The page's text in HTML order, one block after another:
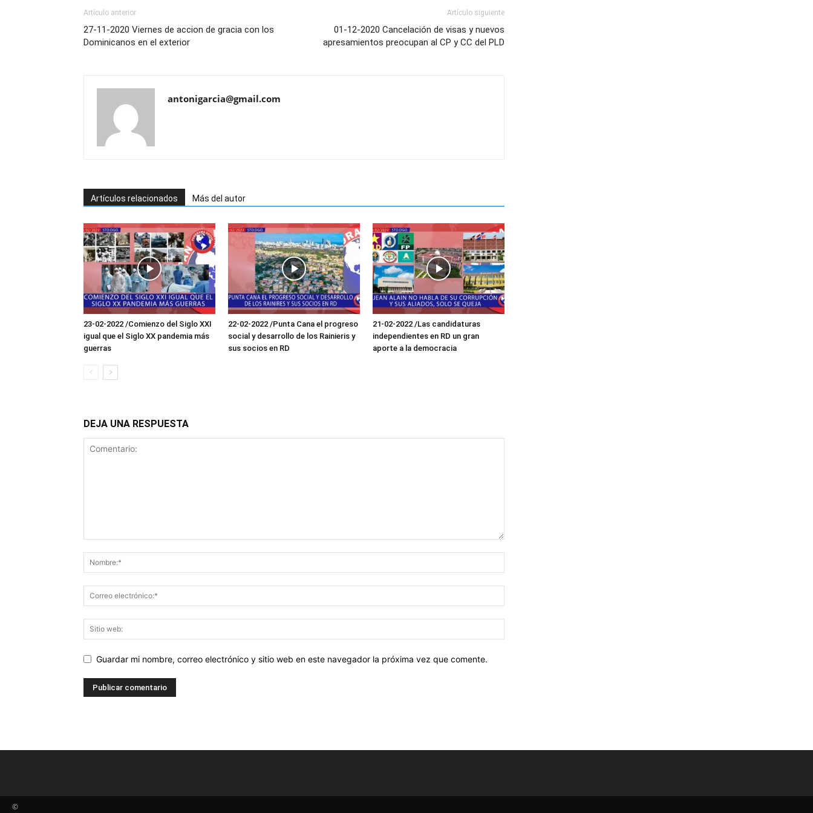
Artículo anterior
27-11-2020 Viernes de accion de gracia con los
Dominicanos en el exterior
Artículo siguiente
01-12-2020 Cancelación de visas y nuevos
apresamientos preocupan al CP y CC del PLD
antonigarcia@gmail.com
Artículos relacionados Más del autor
23-02-2022 /Comienzo del Siglo XXI
igual que el Siglo XX pandemia más
guerras
22-02-2022 /Punta Cana el progreso
social y desarrollo de los Rainieris y
sus socios en RD
21-02-2022 /Las candidaturas
independientes en RD un gran
aporte a la democracia
DEJA UNA RESPUESTA
Guardar mi nombre, correo electrónico y sitio web en este navegador la próxima vez que comente.
©